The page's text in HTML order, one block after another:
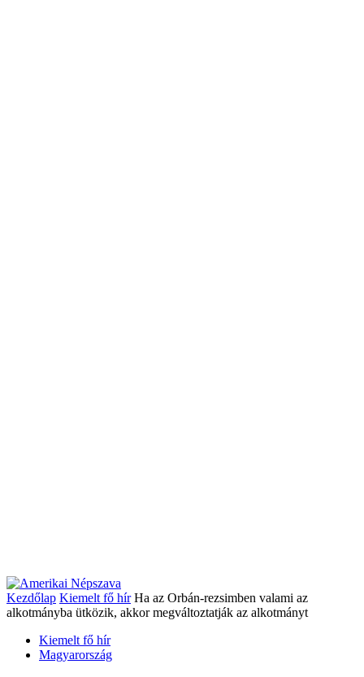
Kezdőlap Kiemelt fő hír Ha az Orbán-rezsimben valami az
alkotmányba ütközik, akkor megváltoztatják az alkotmányt
Kiemelt fő hír
Magyarország